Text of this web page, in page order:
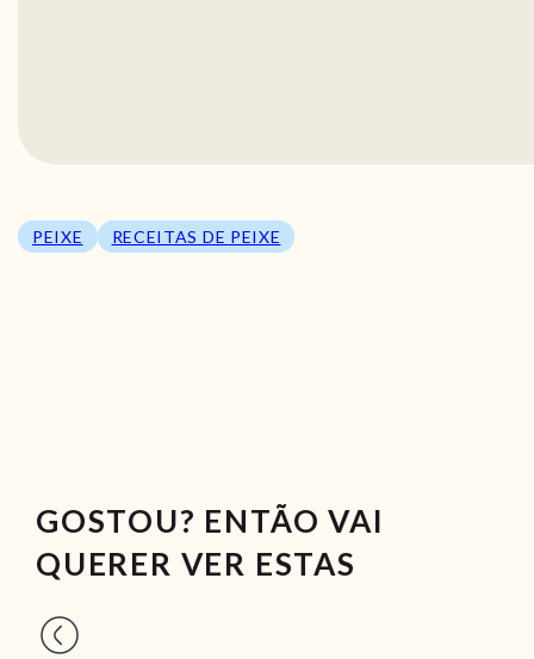
PEIXE RECEITAS DE PEIXE
GOSTOU? ENTÃO VAI
QUERER VER ESTAS